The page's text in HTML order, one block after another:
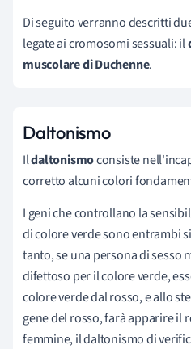
Di seguito verranno descritti
legate ai cromosomi sessuali: il
muscolare di Duchenne.
Daltonismo
Ildaltonismoconsiste
corretto alcuni colori
I geni che controllano la
di colore verde sono entrambi
tanto, se una persona di sesso
difettoso per il colore verde,
colore verde dal rosso, e allo
gene del rosso, farà apparire il
femmine, il daltonismo di